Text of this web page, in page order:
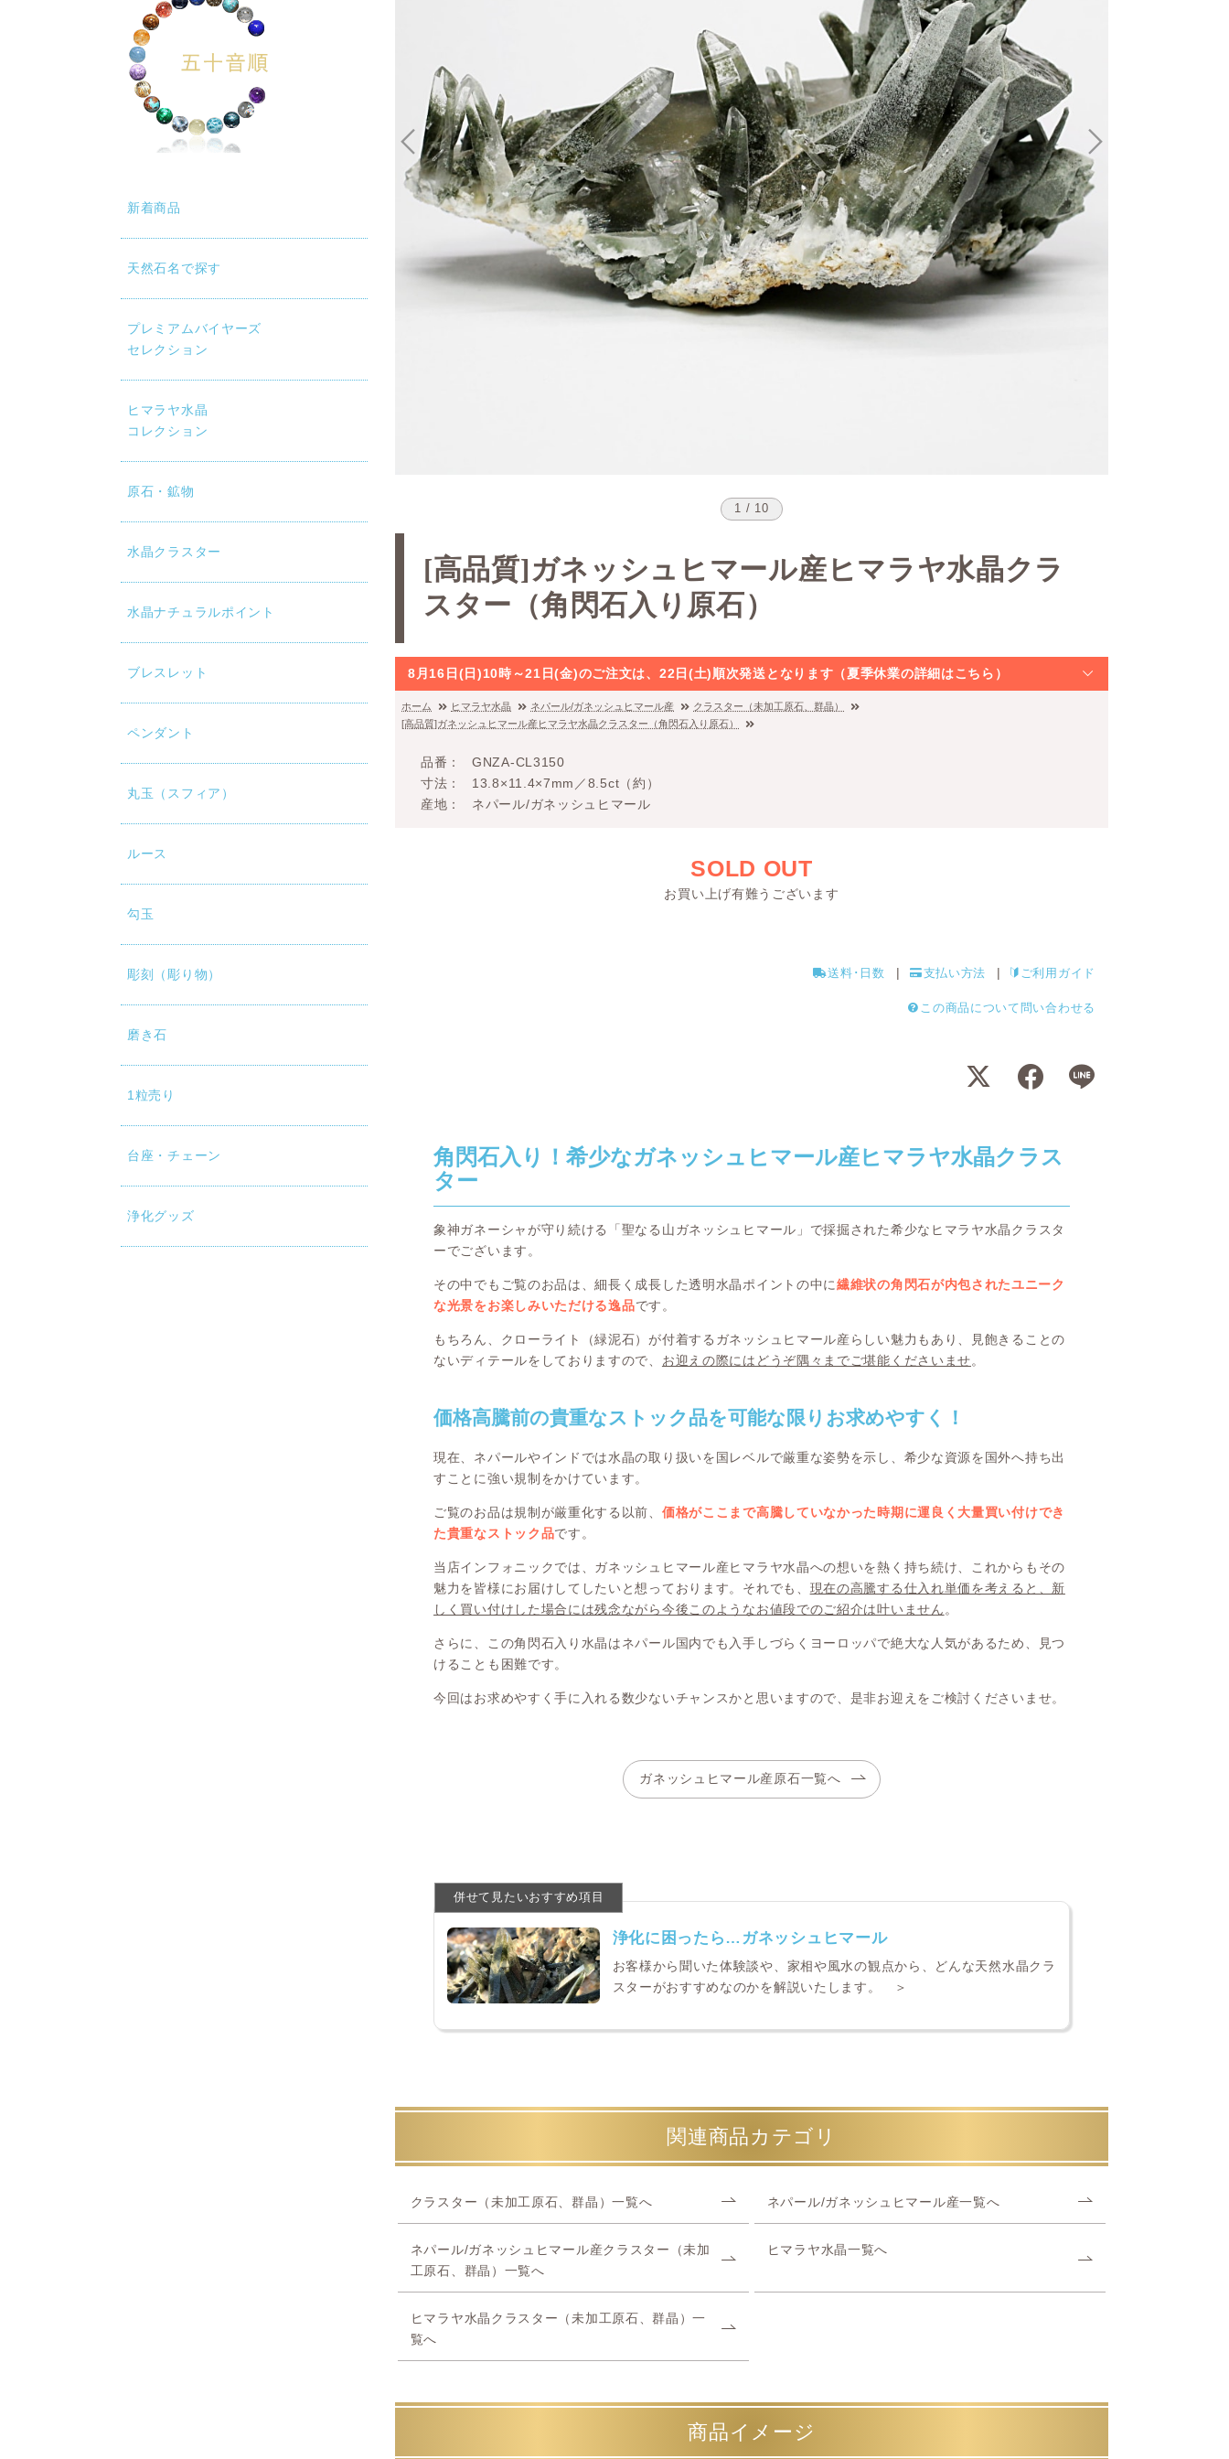
新着商品
天然石名で探す
プレミアムバイヤーズ
セレクション
ヒマラヤ水晶
コレクション
原石・鉱物
水晶クラスター
水晶ナチュラルポイント
ブレスレット
ペンダント
丸玉（スフィア）
ルース
勾玉
彫刻（彫り物）
磨き石
1粒売り
台座・チェーン
浄化グッズ
1 / 10
[高品質]ガネッシュヒマール産ヒマラヤ水晶クラ
スター（角閃石入り原石）
8月16日(日)10時～21日(金)のご注文は、22日(土)順次発送となります（夏季休業の詳細はこちら）
ホーム ヒマラヤ水晶 ネパール/ガネッシュヒマール産
クラスター（未加工原石、群晶）
[高品質]ガネッシュヒマール産ヒマラヤ水晶クラスター（角閃石入り原石）
品番
GNZA-CL3150
寸法
13.8×11.4×7mm／8.5ct（約）
産地
ネパール/ガネッシュヒマール
SOLD OUT
お買い上げ有難うございます
送料･日数 支払い方法 ご利用ガイド
この商品について問い合わせる
角閃石入り！希少なガネッシュヒマール産ヒマラヤ水晶クラス
ター
象神ガネーシャが守り続ける「聖なる山ガネッシュヒマール」で採掘された希少なヒマラヤ水晶クラスタ
ーでございます。
その中でもご覧のお品は、細長く成長した透明水晶ポイントの中に繊維状の角閃石が内包されたユニーク
な光景をお楽しみいただける逸品です。
もちろん、クローライト（緑泥石）が付着するガネッシュヒマール産らしい魅力もあり、見飽きることの
ないディテールをしておりますので、 お迎えの際にはどうぞ隅々までご堪能くださいませ。
価格高騰前の貴重なストック品を可能な限りお求めやすく！
現在、ネパールやインドでは水晶の取り扱いを国レベルで厳重な姿勢を示し、希少な資源を国外へ持ち出
すことに強い規制をかけています。
ご覧のお品は規制が厳重化する以前、 価格がここまで高騰していなかった時期に運良く大量買い付けでき
た貴重なストック品です。
当店インフォニックでは、ガネッシュヒマール産ヒマラヤ水晶への想いを熱く持ち続け、これからもその
魅力を皆様にお届けしてしたいと想っております。それでも、 現在の高騰する仕入れ単価を考えると、新
しく買い付けした場合には残念ながら今後このようなお値段でのご紹介は叶いません 。
さらに、この角閃石入り水晶はネパール国内でも入手しづらくヨーロッパで絶大な人気があるため、見つ
けることも困難です。
今回はお求めやすく手に入れる数少ないチャンスかと思いますので、是非お迎えをご検討くださいませ。
ガネッシュヒマール産原石一覧へ
浄化に困ったら…ガネッシュヒマール
お客様から聞いた体験談や、家相や風水の観点から、どんな天然水晶クラ
スターがおすすめなのかを解説いたします。 ＞
関連商品カテゴリ
クラスター（未加工原石、群晶）一覧へ ネパール/ガネッシュヒマール産一覧へ
ネパール/ガネッシュヒマール産クラスター（未加
工原石、群晶）一覧へ
ヒマラヤ水晶一覧へ
ヒマラヤ水晶クラスター（未加工原石、群晶）一
覧へ
商品イメージ